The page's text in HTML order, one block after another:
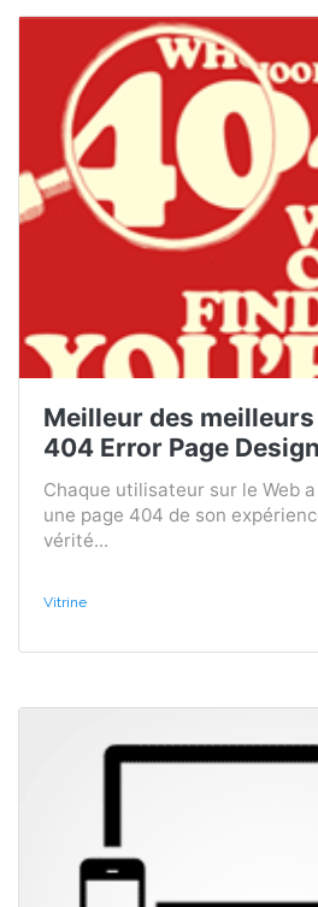
Meilleur des
404 Error Page
Chaque utilisateur sur le Web
une page 404 de son
vérité...
Vitrine